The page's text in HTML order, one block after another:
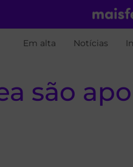
Em alta Notícias
são